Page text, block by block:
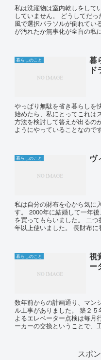
私は洗濯物は室内乾しをして
していません。 どうしてだ
風で選択パラソルが倒れてい
が汚れたか無事化が全盲の私
暮らしのこと
暮
やっぱり無駄を省き暮らしを
始めたら、私にとってこれは
方法を検討して答えが出るの
ようにやっていることなので
暮らしのこと ヴ
私は自分の財布を心から気に
す。 2000年に結婚して一年
を買ってもらいました。 二
年以上使いました。 長財布に
暮らしのこと
視
ー
数年前からの計画通り、マン
ル工事がありました。 築２
よるエレベーター点検は毎月
ーカーの交換ということで、
スポ